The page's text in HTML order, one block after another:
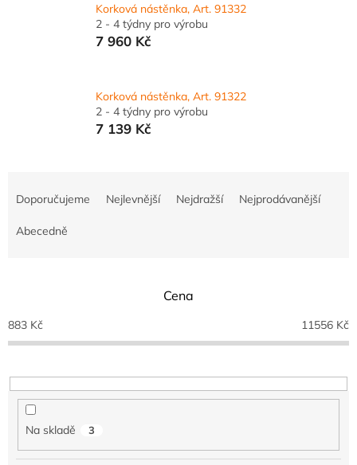
Korková nástěnka, Art. 91332
2 - 4 týdny pro výrobu
7 960 Kč
Korková nástěnka, Art. 91322
2 - 4 týdny pro výrobu
7 139 Kč
o
d
k
t
Doporučujeme Nejlevnější Nejdražší Nejprodávanější
Abecedně
Cena
883 Kč 11556 Kč
Na skladě 3